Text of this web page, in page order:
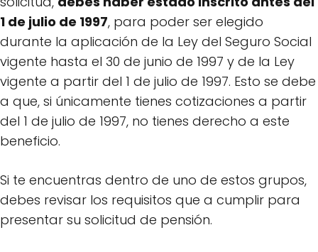
1 de julio de 1997, para poder ser elegido
durante la aplicación de la Ley del Seguro Social
vigente hasta el 30 de junio de 1997 y de la Ley
vigente a partir del 1 de julio de 1997. Esto se debe
a que, si únicamente tienes cotizaciones a partir
del 1 de julio de 1997, no tienes derecho a este
beneficio.
Si te encuentras dentro de uno de estos grupos,
debes revisar los requisitos que a cumplir para
presentar su solicitud de pensión.